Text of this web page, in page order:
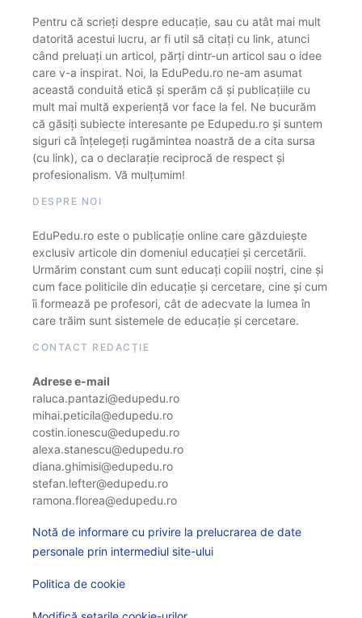
Pentru că scrieți despre educație, sau cu atât mai mult
datorită acestui lucru, ar fi util să citați cu link, atunci
când preluați un articol, părți dintr-un articol sau o idee
care v-a inspirat. Noi, la EduPedu.ro ne-am asumat
această conduită etică și sperăm că și publicațiile cu
mult mai multă experiență vor face la fel. Ne bucurăm
că găsiți subiecte interesante pe Edupedu.ro și suntem
siguri că înțelegeți rugămintea noastră de a cita sursa
(cu link), ca o declarație reciprocă de respect și
profesionalism. Vă mulțumim!
DESPRE NOI
EduPedu.ro este o publicație online care găzduiește
exclusiv articole din domeniul educației și cercetării.
Urmărim constant cum sunt educați copiii noștri, cine și
cum face politicile din educație și cercetare, cine și cum
îi formează pe profesori, cât de adecvate la lumea în
care trăim sunt sistemele de educație și cercetare.
CONTACT REDACȚIE
Adrese e-mail
raluca.pantazi@edupedu.ro
mihai.peticila@edupedu.ro
costin.ionescu@edupedu.ro
alexa.stanescu@edupedu.ro
diana.ghimisi@edupedu.ro
stefan.lefter@edupedu.ro
ramona.florea@edupedu.ro
Notă de informare cu privire la prelucrarea de date
personale prin intermediul site-ului
Politica de cookie